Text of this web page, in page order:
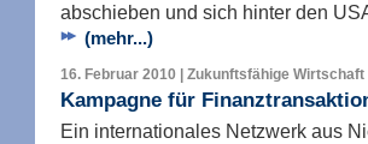
abschieben und sich hinter den
(mehr...)
16. Februar 2010 | Zukunftsfähige
Kampagne für
Ein internationales Netzwerk aus